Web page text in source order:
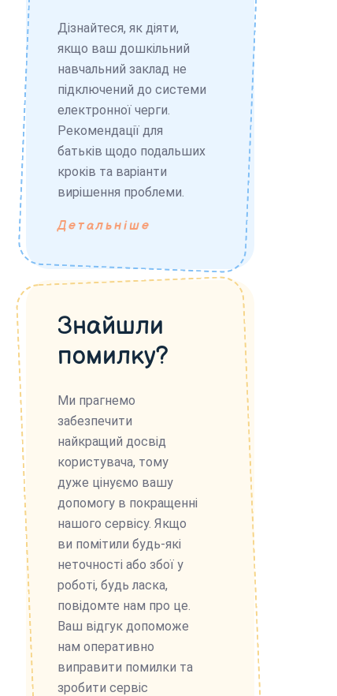
Дізнайтеся, як діяти,
якщо ваш дошкільний
навчальний заклад не
підключений до системи
електронної черги.
Рекомендації для
батьків щодо подальших
кроків та варіанти
вирішення проблеми.
Детальніше
Знайшли
помилку?
Ми прагнемо
забезпечити
найкращий досвід
користувача, тому
дуже цінуємо вашу
допомогу в покращенні
нашого сервісу. Якщо
ви помітили будь-які
неточності або збої у
роботі, будь ласка,
повідомте нам про це.
Ваш відгук допоможе
нам оперативно
виправити помилки та
зробити сервіс